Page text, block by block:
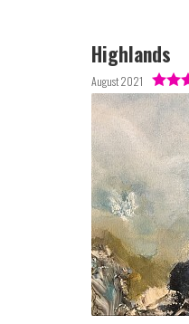
Highlands
August 2021